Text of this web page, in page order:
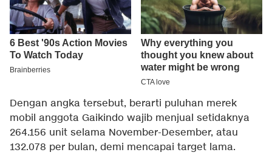
Dengan angka tersebut, berarti puluhan merek
mobil anggota Gaikindo wajib menjual setidaknya
264.156 unit selama November-Desember, atau
132.078 per bulan, demi mencapai target lama.